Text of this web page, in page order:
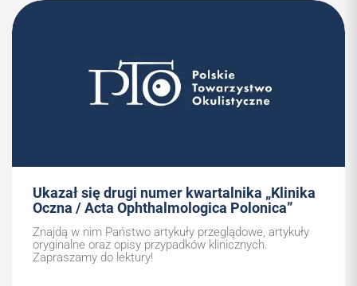
Ukazał się drugi numer kwartalnika „Klinika
Oczna / Acta Ophthalmologica Polonica”
Znajdą w nim Państwo artykuły przeglądowe, artykuły
oryginalne oraz opisy przypadków klinicznych.
Zapraszamy do lektury!